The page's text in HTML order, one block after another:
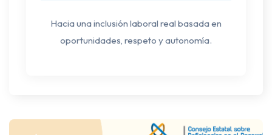
Hacia una inclusión laboral real basada en
oportunidades, respeto y autonomía.